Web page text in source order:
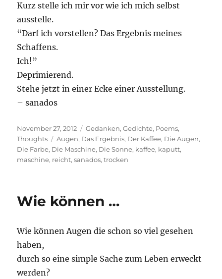
Kurz stelle ich mir vor wie ich mich selbst
ausstelle.
“Darf ich vorstellen? Das Ergebnis meines
Schaffens.
Ich!”
Deprimierend.
Stehe jetzt in einer Ecke einer Ausstellung.
– sanados
Posted
on
November 27, 2012 Categories
Gedanken,Gedichte, Poems,
Thoughts
Tags
Augen, Das Ergebnis, Der Kaffee, Die Augen,
Die Farbe, Die Maschine, Die Sonne, kaffee, kaputt,
maschine, reicht,sanados,trocken
Wie können …
Wie können Augen die schon so viel gesehen
haben,
durch so eine simple Sache zum Leben erweckt
werden?